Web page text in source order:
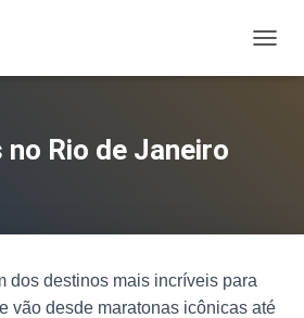
L
G
no Rio de Janeiro
dos destinos mais incríveis para
vão desde maratonas icônicas até